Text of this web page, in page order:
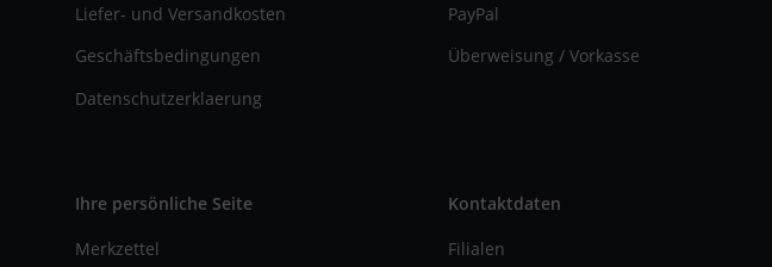
Liefer- und Versandkosten
Geschäftsbedingungen
Datenschutzerklaerung
PayPal
Überweisung / Vorkasse
Ihre persönliche Seite
Merkzettel
Kontaktdaten
Filialen